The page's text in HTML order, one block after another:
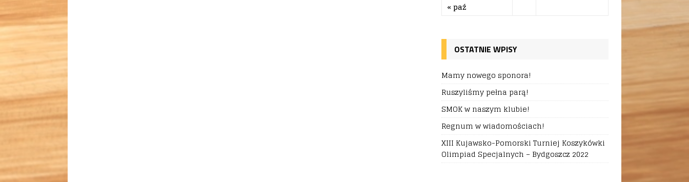
« paź
OSTATNIE WPISY
Mamy nowego sponora!
Ruszyliśmy pełna parą!
SMOK w naszym klubie!
Regnum w wiadomościach!
XIII Kujawsko-Pomorski Turniej Koszykówki
Olimpiad Specjalnych – Bydgoszcz 2022